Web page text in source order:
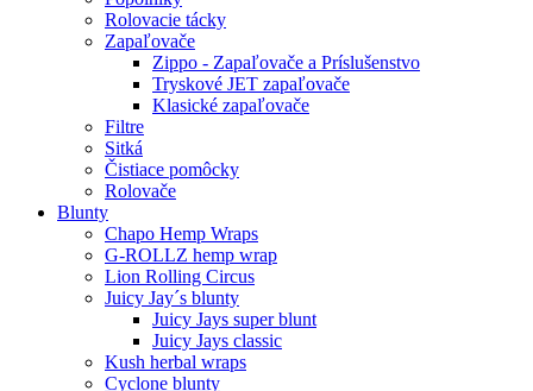
Rolovacie tácky
Zapaľovače
Zippo - Zapaľovače a Príslušenstvo
Tryskové JET zapaľovače
Klasické zapaľovače
Filtre
Sitká
Čistiace pomôcky
Rolovače
Blunty
Chapo Hemp Wraps
G-ROLLZ hemp wrap
Lion Rolling Circus
Juicy Jay´s blunty
Juicy Jays super blunt
Juicy Jays classic
Kush herbal wraps
Cyclone blunty